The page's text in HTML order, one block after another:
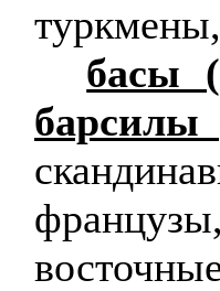
басы (
барсилы